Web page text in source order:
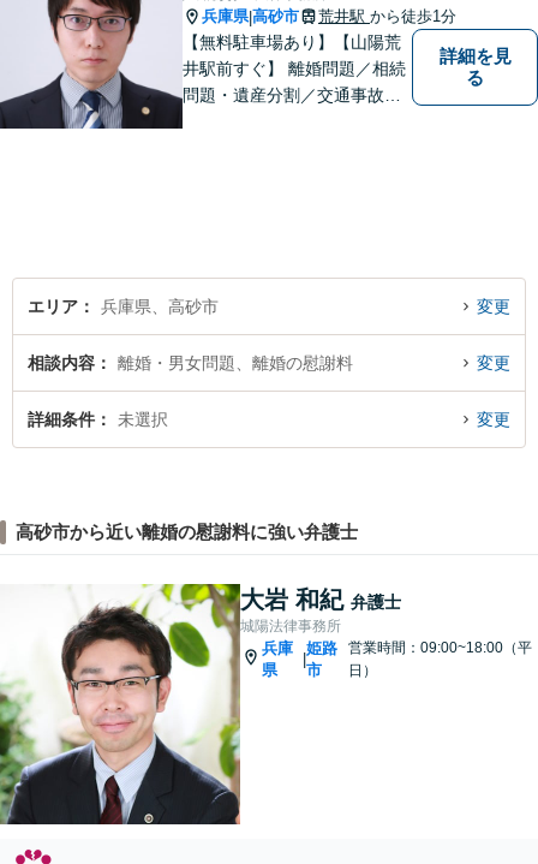
兵庫県|高砂市 荒井駅 から徒歩1分
【無料駐車場あり】【山陽荒
井駅前すぐ】 離婚問題／相続
問題・遺産分割／交通事故／
詳細を見
る
エリア 兵庫県、高砂市 変更
相談内容 離婚・男女問題、離婚の慰謝料 変更
詳細条件 未選択 変更
高砂市から近い離婚の慰謝料に強い弁護士
大岩 和紀 弁護士
城陽法律事務所
兵庫
県
|
姫路
市
営業時間：09:00~18:00（平
日）